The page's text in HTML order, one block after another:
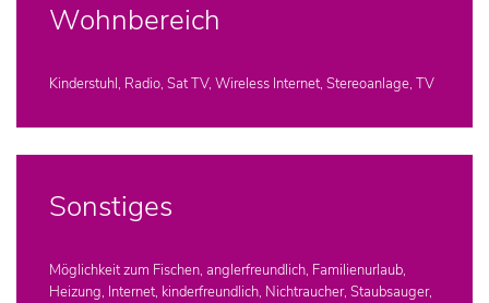
Wohnbereich
Kinderstuhl, Radio, Sat TV, Wireless Internet, Stereoanlage, TV
Sonstiges
Möglichkeit zum Fischen, anglerfreundlich, Familienurlaub,
Heizung, Internet, kinderfreundlich, Nichtraucher, Staubsauger,